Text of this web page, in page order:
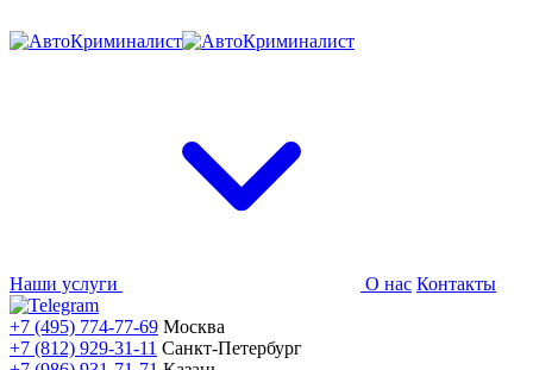
Наши услуги О нас Контакты
+7 (495) 774-77-69 Москва
+7 (812) 929-31-11 Санкт-Петербург